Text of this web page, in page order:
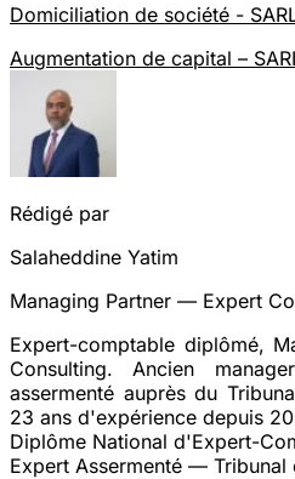
Domiciliation de société -
Augmentation de capital –
Rédigé par
Salaheddine Yatim
Managing Partner — Expert
Expert-comptable diplômé,
Consulting. Ancien
assermenté auprès du
23 ans d'expérience depuis
Diplôme National d'Expert-
Expert Assermenté — Tribunal